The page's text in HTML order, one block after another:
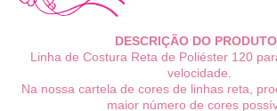
DESCRIÇÃO DO PRODUTO
Linha de Costura Reta de Poliéster 120
velocidade.
Na nossa cartela de cores de linhas reta,
maior número de cores